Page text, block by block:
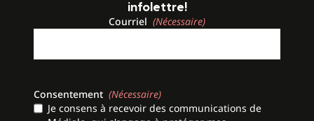
infolettre!
Courriel (Nécessaire)
Consentement (Nécessaire)
Je consens à recevoir des communications de